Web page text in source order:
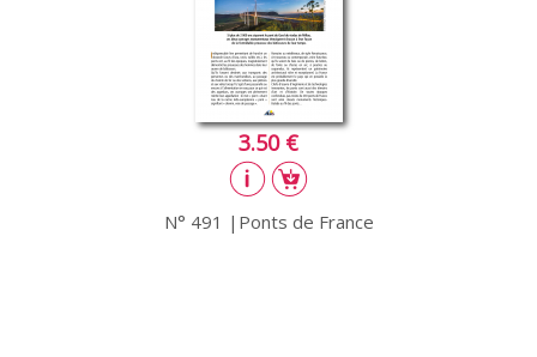
3.50 €
N° 491 |Ponts de France